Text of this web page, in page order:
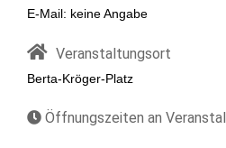
E-Mail: keine Angabe
Veranstaltungsort
Berta-Kröger-Platz
Öffnungszeiten an